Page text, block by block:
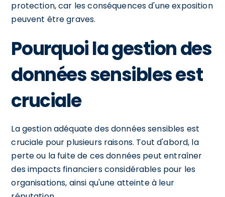
protection, car les conséquences d'une exposition
peuvent être graves.
Pourquoi la gestion des
données sensibles est
cruciale
La gestion adéquate des données sensibles est
cruciale pour plusieurs raisons. Tout d'abord, la
perte ou la fuite de ces données peut entraîner
des impacts financiers considérables pour les
organisations, ainsi qu'une atteinte à leur